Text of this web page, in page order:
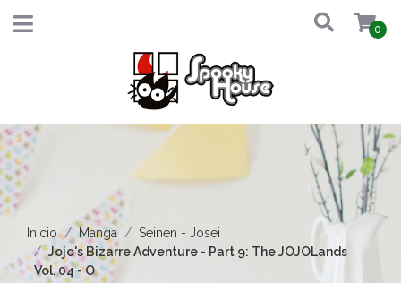
0
Inicio Manga
Seinen - Josei
Jojo's Bizarre Adventure - Part 9: The JOJOLands
Vol. 04 - O